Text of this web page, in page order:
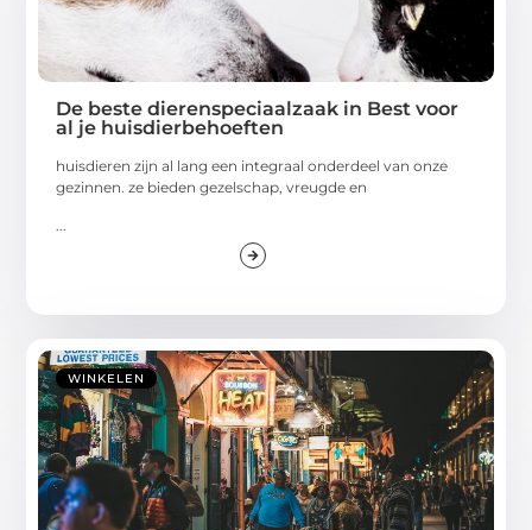
De beste dierenspeciaalzaak in Best voor
al je huisdierbehoeften
huisdieren zijn al lang een integraal onderdeel van onze
gezinnen. ze bieden gezelschap, vreugde en
...
WINKELEN